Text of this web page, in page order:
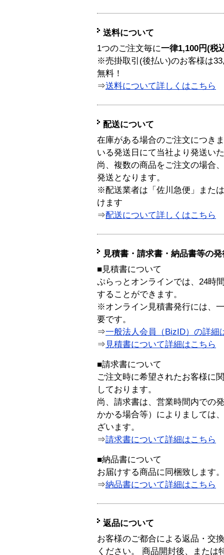
送料について
1つのご注文毎に一律1,100円(税
※売掛取引(後払い)のお客様は
無料！
⇒送料について詳しくはこちら
配送について
在庫がある場合のご注文につき
いる発送日にて当社より発送い
尚、複数の商品をご注文の場合
発送となります。
※配送業者は「佐川急便」また
けます
⇒配送について詳しくはこちら
見積書・請求書・納品書等の
■見積書について
ぷらっとオンラインでは、24時
することができます。
※オンライン見積書発行には、
要です。
⇒一般法人会員（BizID）の詳細
⇒ 見積書について詳細はこちら
■請求書について
ご注文時に希望されたお客様に
しております。
尚、請求書は、営業時間内での
かかる場合等）によりましては
ざいます。
⇒請求書について詳細はこちら
■納品書について
お届けする商品に同梱致します。
⇒納品書について詳細はこちら
返品について
お客様のご都合による返品・交
ください。 商品開封後、または